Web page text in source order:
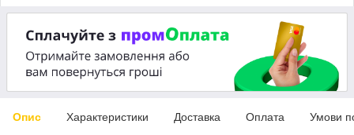
Опис Характеристики Доставка Оплата Умови